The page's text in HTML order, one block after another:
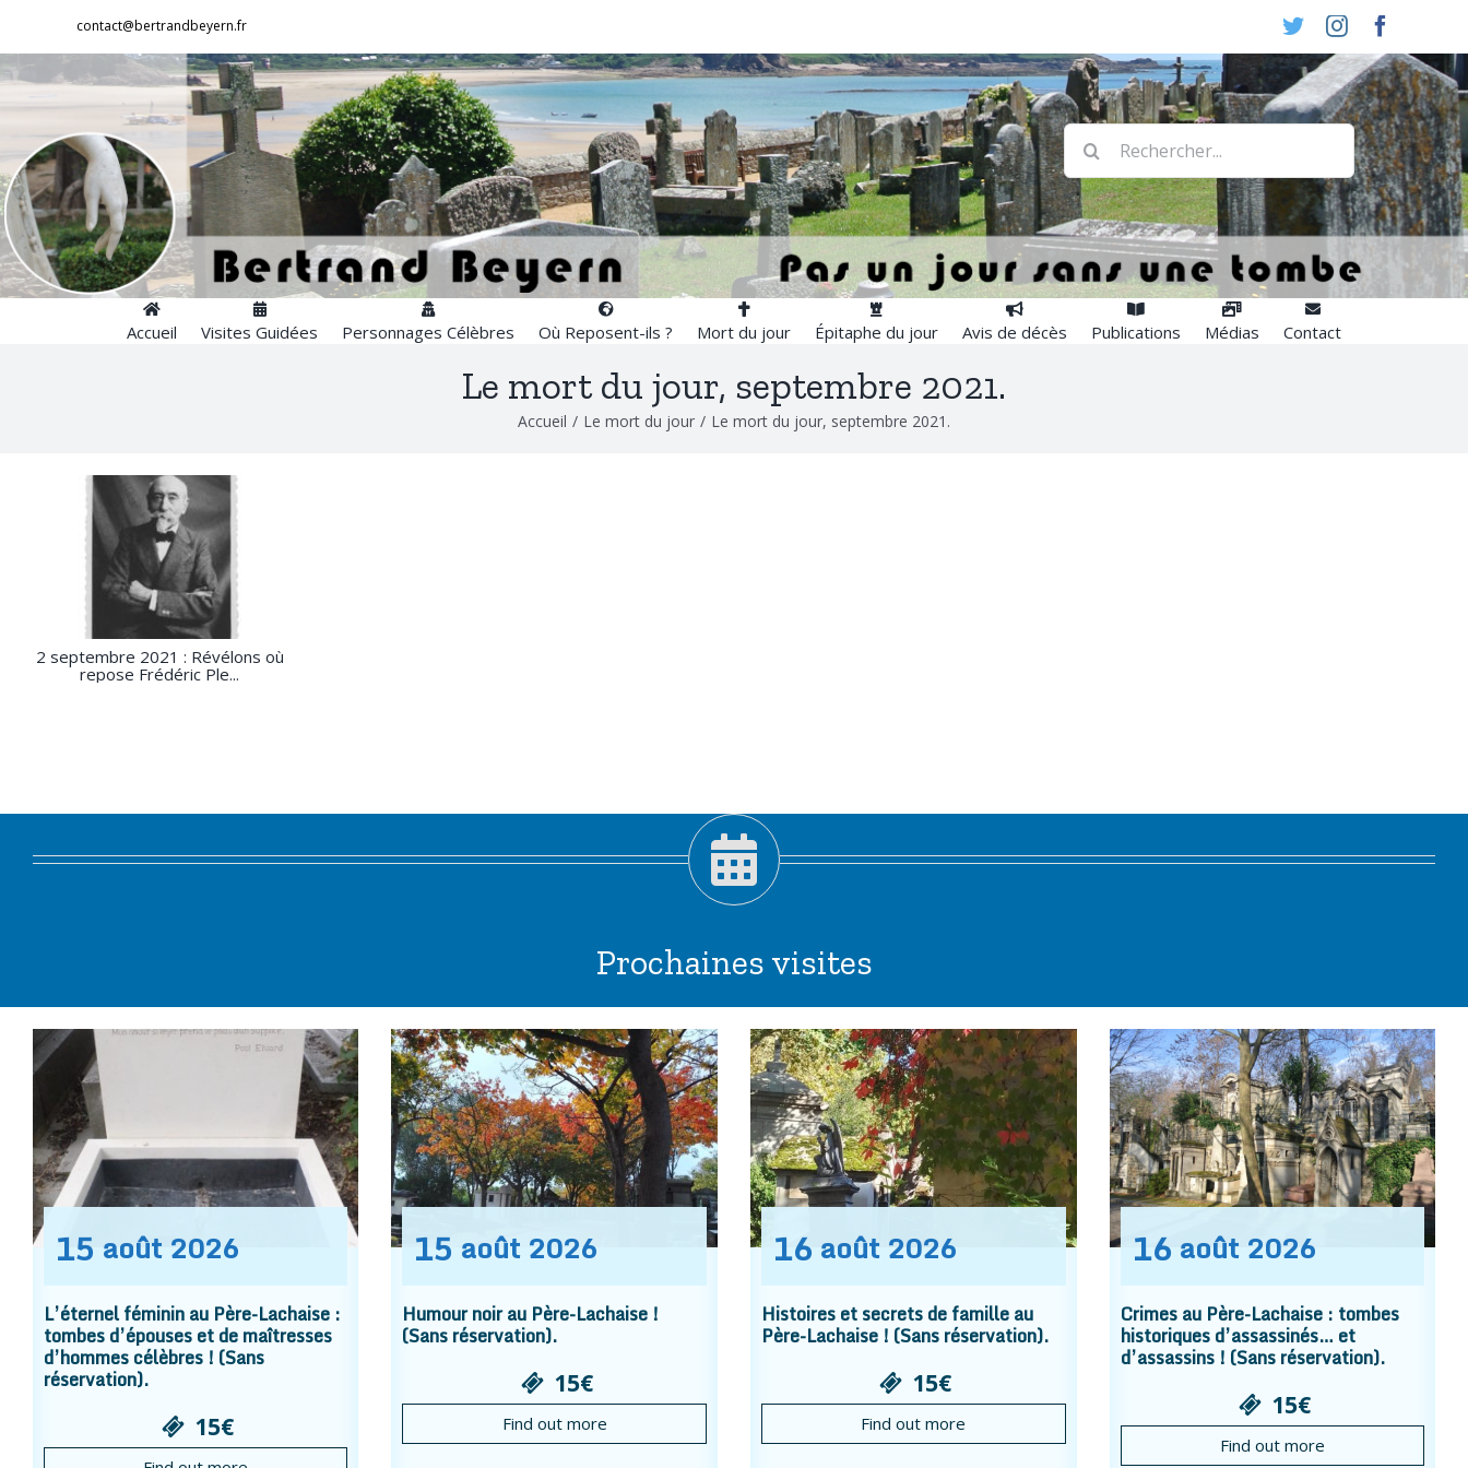
contenu
contact@bertrandbeyern.fr TwitterInstagram
Rechercher:
Accueil Visites Guidées Personnages Célèbres Où Reposent-ils ? Mort du jour Épitaphe du jour Avis de décès Publications Médias Contact
Le mort du jour, septembre 2021.
Accueil / Le mort du jour / Le mort du jour, septembre 2021.
2 septembre 2021 : Révélons où
repose Frédéric Ple...
Prochaines visites
15 août 2026
L’éternel féminin au Père-Lachaise :
tombes d’épouses et de maîtresses
d’hommes célèbres ! (Sans
réservation).
15€
15 août 2026
Humour noir au Père-Lachaise !
(Sans réservation).
15€
Find out more
16 août 2026
Histoires et secrets de famille au
Père-Lachaise ! (Sans réservation).
15€
Find out more
16 août 2026
Crimes au Père-Lachaise : tombes
historiques d’assassinés… et
d’assassins ! (Sans réservation).
15€
Find out more